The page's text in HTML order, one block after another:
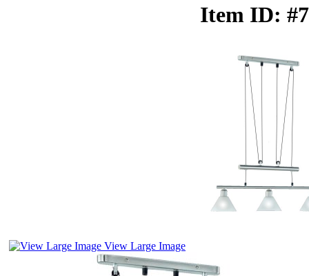
Item ID:
View Large Image